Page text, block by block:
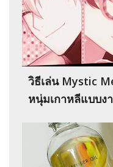
วิธีเล่น Mystic
หนุ่มเกาหลีแบบง